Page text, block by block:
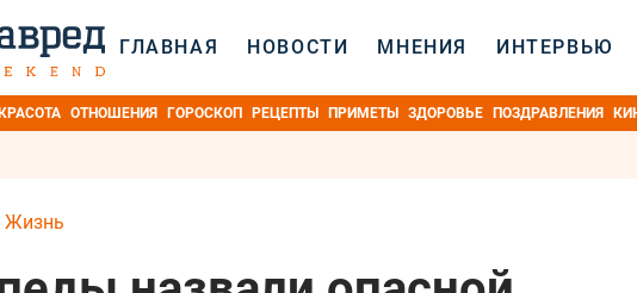
ГЛАВНАЯ НОВОСТИ МНЕНИЯ ИНТЕРВЬЮ
ОТНОШЕНИЯ ГОРОСКОП РЕЦЕПТЫ ПРИМЕТЫ ЗДОРОВЬЕ ПОЗДРАВЛЕНИЯ
Жизнь